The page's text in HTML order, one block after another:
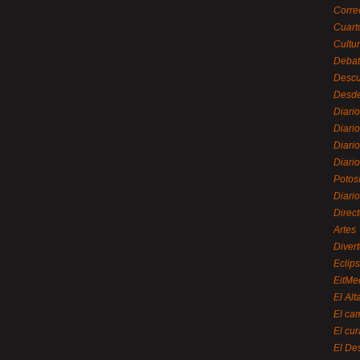
Potosí
Artes
El
El
El
El